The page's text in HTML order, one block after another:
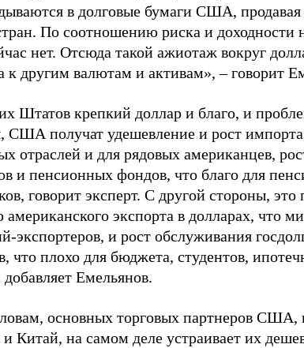
в долговые бумаги США,
По соотношению риска и доходности
нет. Отсюда такой ажиотаж вокруг
к другим валютам и активам», – говорит
Штатов крепкий доллар и благо, и
США получат удешевление и рост
отраслей и для рядовых американцев,
и пенсионных фондов, что благо для
говорит эксперт. С другой стороны, это
экспорта в долларах, что
экспортеров, и рост обслуживания
что плохо для бюджета, студентов,
Емельянов.
основных торговых партнеров США,
Китай, на самом деле устраивает их